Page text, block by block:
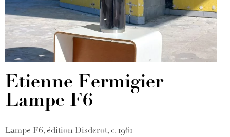
Etienne Fermigier –
Lampe F6
Lampe F6, édition Disderot, c. 1961